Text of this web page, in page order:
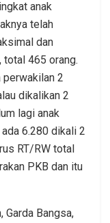
anak
telah
dan
465 orang.
perwakilan 2
dikalikan 2
lagi anak
6.280 dikali 2
RT/RW total
PKB dan itu
Garda Bangsa,